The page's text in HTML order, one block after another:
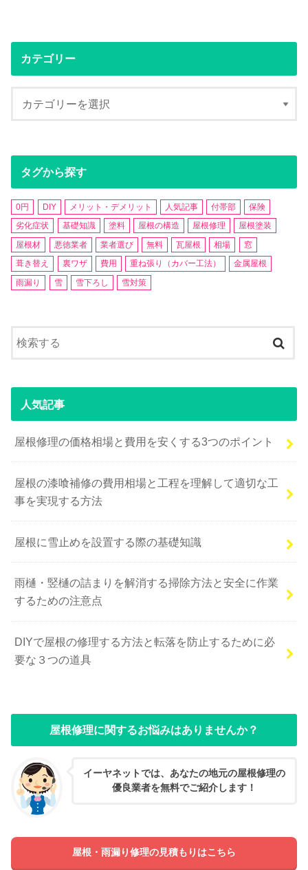
カテゴリー
タグから探す
0円 DIY メリット・デメリット 人気記事 付帯部
保険
劣化症状
基礎知識 塗料 屋根の構造 屋根修理
屋根塗装
屋根材
悪徳業者 業者選び 無料 瓦屋根 相場
窓
葺き替え
裏ワザ 費用 重ね張り（カバー工法）
金属屋根
雨漏り
雪 雪下ろし 雪対策
人気記事
屋根修理の価格相場と費用を安くする3つのポイント
屋根の漆喰補修の費用相場と工程を理解して適切な工
事を実現する方法
屋根に雪止めを設置する際の基礎知識
雨樋・竪樋の詰まりを解消する掃除方法と安全に作業
するための注意点
DIYで屋根の修理する方法と転落を防止するために必
要な３つの道具
屋根修理に関するお悩みはありませんか？
イーヤネットでは、あなたの地元の屋根修理の
優良業者を無料でご紹介します！
屋根・雨漏り修理の見積もりはこちら